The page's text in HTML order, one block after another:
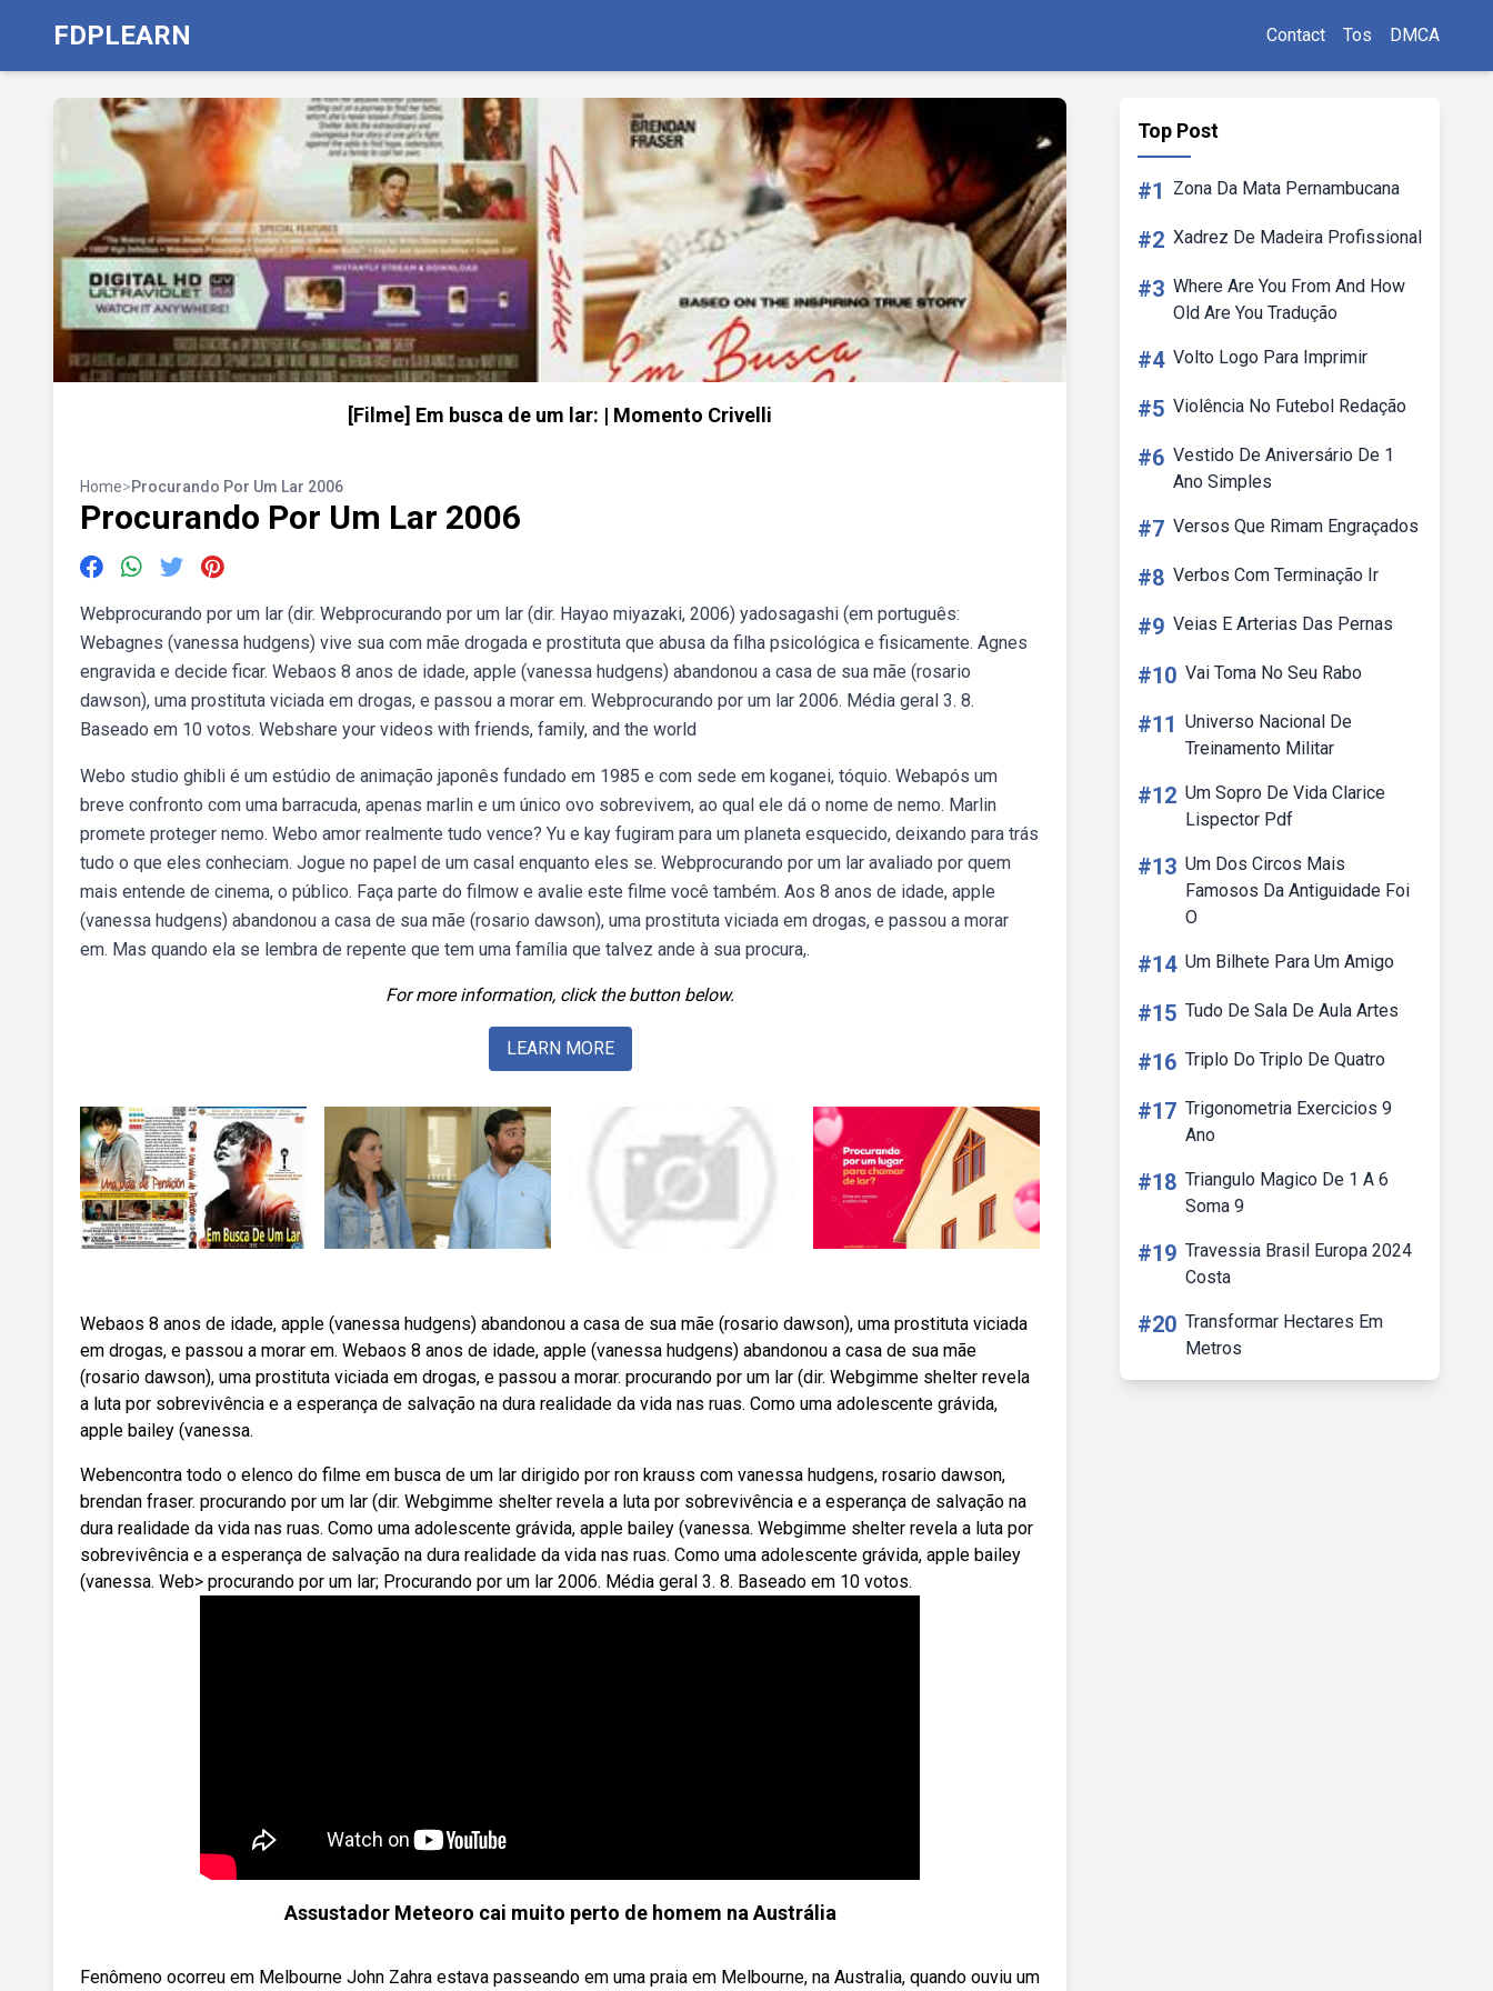
FDPLEARN Contact Tos DMCA
[Filme] Em busca de um lar: | Momento Crivelli
Home>Procurando Por Um Lar 2006
Procurando Por Um Lar 2006
Webprocurando por um lar (dir. Webprocurando por um lar (dir. Hayao miyazaki, 2006) yadosagashi (em português:
Webagnes (vanessa hudgens) vive sua com mãe drogada e prostituta que abusa da filha psicológica e fisicamente. Agnes
engravida e decide ficar. Webaos 8 anos de idade, apple (vanessa hudgens) abandonou a casa de sua mãe (rosario
dawson), uma prostituta viciada em drogas, e passou a morar em. Webprocurando por um lar 2006. Média geral 3. 8.
Baseado em 10 votos. Webshare your videos with friends, family, and the world
Webo studio ghibli é um estúdio de animação japonês fundado em 1985 e com sede em koganei, tóquio. Webapós um
breve confronto com uma barracuda, apenas marlin e um único ovo sobrevivem, ao qual ele dá o nome de nemo. Marlin
promete proteger nemo. Webo amor realmente tudo vence? Yu e kay fugiram para um planeta esquecido, deixando para trás
tudo o que eles conheciam. Jogue no papel de um casal enquanto eles se. Webprocurando por um lar avaliado por quem
mais entende de cinema, o público. Faça parte do filmow e avalie este filme você também. Aos 8 anos de idade, apple
(vanessa hudgens) abandonou a casa de sua mãe (rosario dawson), uma prostituta viciada em drogas, e passou a morar
em. Mas quando ela se lembra de repente que tem uma família que talvez ande à sua procura,.
For more information, click the button below.
LEARN MORE
Webaos 8 anos de idade, apple (vanessa hudgens) abandonou a casa de sua mãe (rosario dawson), uma prostituta viciada
em drogas, e passou a morar em. Webaos 8 anos de idade, apple (vanessa hudgens) abandonou a casa de sua mãe
(rosario dawson), uma prostituta viciada em drogas, e passou a morar. procurando por um lar (dir. Webgimme shelter revela
a luta por sobrevivência e a esperança de salvação na dura realidade da vida nas ruas. Como uma adolescente grávida,
apple bailey (vanessa.
Webencontra todo o elenco do filme em busca de um lar dirigido por ron krauss com vanessa hudgens, rosario dawson,
brendan fraser. procurando por um lar (dir. Webgimme shelter revela a luta por sobrevivência e a esperança de salvação na
dura realidade da vida nas ruas. Como uma adolescente grávida, apple bailey (vanessa. Webgimme shelter revela a luta por
sobrevivência e a esperança de salvação na dura realidade da vida nas ruas. Como uma adolescente grávida, apple bailey
(vanessa. Web> procurando por um lar; Procurando por um lar 2006. Média geral 3. 8. Baseado em 10 votos.
Assustador Meteoro cai muito perto de homem na Austrália
Fenômeno ocorreu em Melbourne John Zahra estava passeando em uma praia em Melbourne, na Australia, quando ouviu um
Top Post
#1 Zona Da Mata Pernambucana
#2 Xadrez De Madeira Profissional
#3 Where Are You From And How
Old Are You Tradução
#4 Volto Logo Para Imprimir
#5 Violência No Futebol Redação
#6 Vestido De Aniversário De 1
Ano Simples
#7 Versos Que Rimam Engraçados
#8 Verbos Com Terminação Ir
#9 Veias E Arterias Das Pernas
#10 Vai Toma No Seu Rabo
#11 Universo Nacional De
Treinamento Militar
#12 Um Sopro De Vida Clarice
Lispector Pdf
#13 Um Dos Circos Mais
Famosos Da Antiguidade Foi
O
#14 Um Bilhete Para Um Amigo
#15 Tudo De Sala De Aula Artes
#16 Triplo Do Triplo De Quatro
#17 Trigonometria Exercicios 9
Ano
#18 Triangulo Magico De 1 A 6
Soma 9
#19 Travessia Brasil Europa 2024
Costa
#20 Transformar Hectares Em
Metros